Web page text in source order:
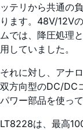
ッテリから共通の
ります。48V/12V
ムでは、降圧処理
用していました。
それに対し、アナ
双方向型のDC/DC
パワー部品を使っ
LT8228は、最高